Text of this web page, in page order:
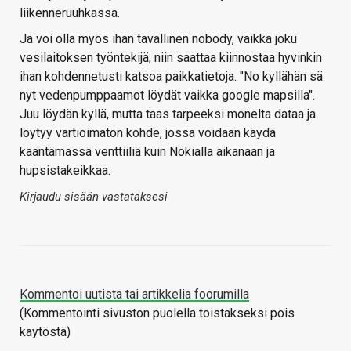
liikenneruuhkassa.
Ja voi olla myös ihan tavallinen nobody, vaikka joku
vesilaitoksen työntekijä, niin saattaa kiinnostaa hyvinkin
ihan kohdennetusti katsoa paikkatietoja. "No kyllähän sä
nyt vedenpumppaamot löydät vaikka google mapsilla".
Juu löydän kyllä, mutta taas tarpeeksi monelta dataa ja
löytyy vartioimaton kohde, jossa voidaan käydä
kääntämässä venttiiliä kuin Nokialla aikanaan ja
hupsistakeikkaa.
Kirjaudu sisään vastataksesi
Kommentoi uutista tai artikkelia foorumilla
(Kommentointi sivuston puolella toistakseksi pois
käytöstä)